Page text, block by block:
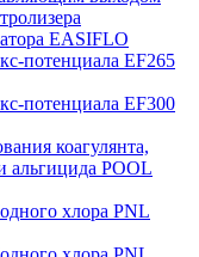
EASIFLO
потенциала EF265
потенциала EF300
коагулянта,
альгицида POOL
хлора PNL